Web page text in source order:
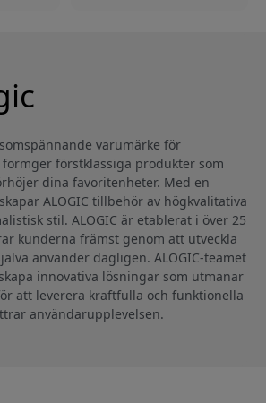
varumärke för
förstklassiga produkter som
dina favoritenheter. Med en
ALOGIC tillbehör av högkvalitativa
stil. ALOGIC är etablerat i över 25
kunderna främst genom att utveckla
använder dagligen. ALOGIC-teamet
innovativa lösningar som utmanar
att leverera kraftfulla och funktionella
användarupplevelsen.